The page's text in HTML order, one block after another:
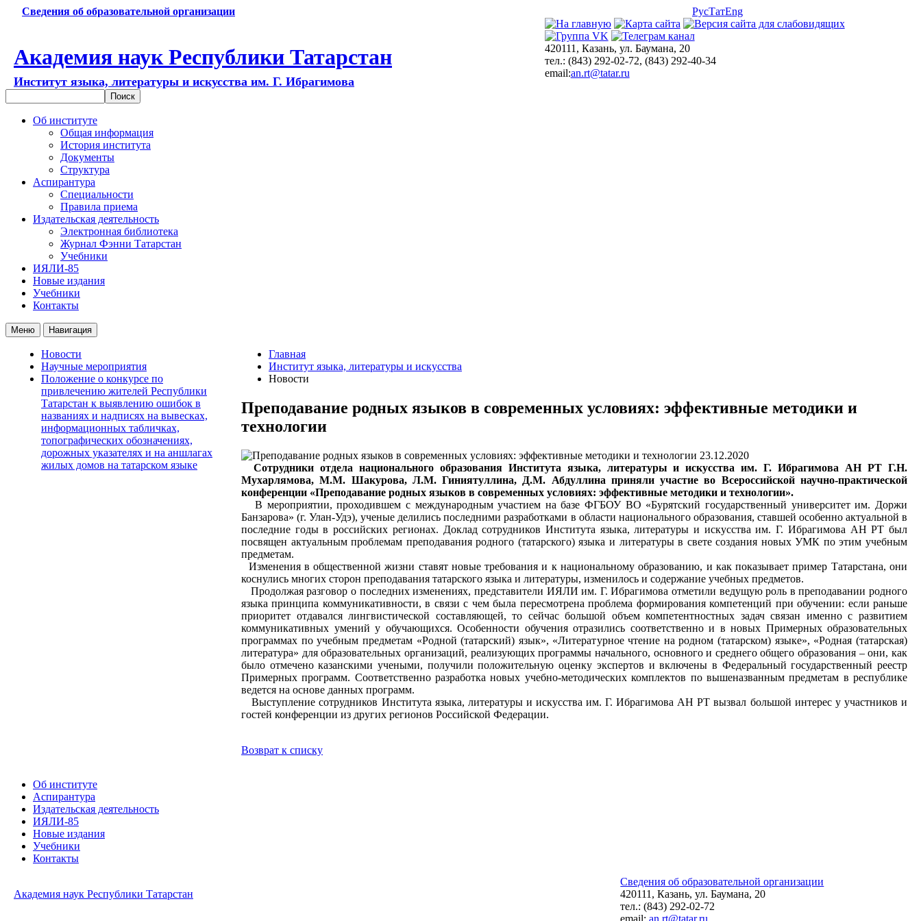
Сведения об образовательной организации РусТатEng
Академия наук Республики Татарстан
Институт языка, литературы и искусства им. Г. Ибрагимова
420111, Казань, ул. Баумана, 20
тел.: (843) 292-02-72, (843) 292-40-34
email:an.rt@tatar.ru
Об институте
Общая информация
История института
Документы
Структура
Аспирантура
Специальности
Правила приема
Издательская деятельность
Электронная библиотека
Журнал Фэнни Татарстан
Учебники
ИЯЛИ-85
Новые издания
Учебники
Контакты
Меню Навигация
Новости
Научные мероприятия
Положение о конкурсе по
привлечению жителей Республики
Татарстан к выявлению ошибок в
названиях и надписях на вывесках,
информационных табличках,
топографических обозначениях,
дорожных указателях и на аншлагах
жилых домов на татарском языке
Главная
Институт языка, литературы и искусства
Новости
Преподавание родных языков в современных условиях: эффективные методики и
технологии
23.12.2020
Сотрудники отдела национального образования Института языка, литературы и искусства им. Г. Ибрагимова АН РТ Г.Н.
Мухарлямова, М.М. Шакурова, Л.М. Гиниятуллина, Д.М. Абдуллина приняли участие во Всероссийской научно-практической
конференции «Преподавание родных языков в современных условиях: эффективные методики и технологии».
В мероприятии, проходившем с международным участием на базе ФГБОУ ВО «Бурятский государственный университет им. Доржи
Банзарова» (г. Улан-Удэ), ученые делились последними разработками в области национального образования, ставшей особенно актуальной в
последние годы в российских регионах. Доклад сотрудников Института языка, литературы и искусства им. Г. Ибрагимова АН РТ был
посвящен актуальным проблемам преподавания родного (татарского) языка и литературы в свете создания новых УМК по этим учебным
предметам.
Изменения в общественной жизни ставят новые требования и к национальному образованию, и как показывает пример Татарстана, они
коснулись многих сторон преподавания татарского языка и литературы, изменилось и содержание учебных предметов.
Продолжая разговор о последних изменениях, представители ИЯЛИ им. Г. Ибрагимова отметили ведущую роль в преподавании родного
языка принципа коммуникативности, в связи с чем была пересмотрена проблема формирования компетенций при обучении: если раньше
приоритет отдавался лингвистической составляющей, то сейчас большой объем компетентностных задач связан именно с развитием
коммуникативных умений у обучающихся. Особенности обучения отразились соответственно и в новых Примерных образовательных
программах по учебным предметам «Родной (татарский) язык», «Литературное чтение на родном (татарском) языке», «Родная (татарская)
литература» для образовательных организаций, реализующих программы начального, основного и среднего общего образования – они, как
было отмечено казанскими учеными, получили положительную оценку экспертов и включены в Федеральный государственный реестр
Примерных программ. Соответственно разработка новых учебно-методических комплектов по вышеназванным предметам в республике
ведется на основе данных программ.
Выступление сотрудников Института языка, литературы и искусства им. Г. Ибрагимова АН РТ вызвал большой интерес у участников и
гостей конференции из других регионов Российской Федерации.
Возврат к списку
Об институте
Аспирантура
Издательская деятельность
ИЯЛИ-85
Новые издания
Учебники
Контакты
Академия наук Республики Татарстан
Сведения об образовательной организации
420111, Казань, ул. Баумана, 20
тел.: (843) 292-02-72
email:an.rt@tatar.ru